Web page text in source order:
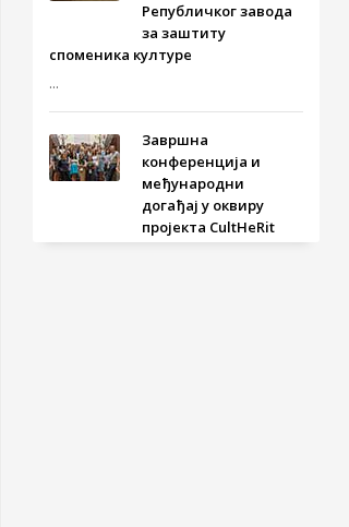
Републичког завода
за заштиту
споменика културе
...
Завршна
конференција и
међународни
догађај у оквиру
пројекта CultHeRit